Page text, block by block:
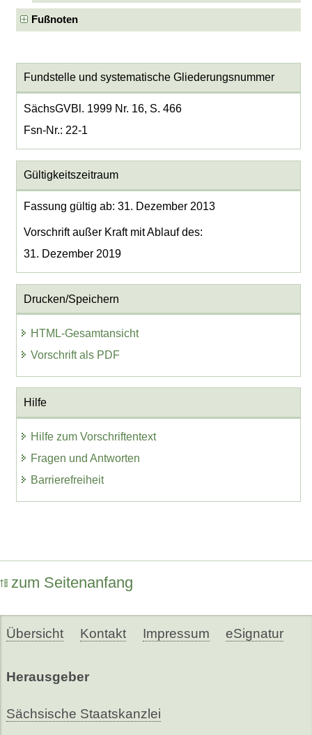
Fußnoten
Fundstelle und systematische Gliederungsnummer
SächsGVBl. 1999 Nr. 16, S. 466
Fsn-Nr.: 22-1
Gültigkeitszeitraum
Fassung gültig ab: 31. Dezember 2013
Vorschrift außer Kraft mit Ablauf des:
31. Dezember 2019
Drucken/Speichern
HTML-Gesamtansicht
Vorschrift als PDF
Hilfe
Hilfe zum Vorschriftentext
Fragen und Antworten
Barrierefreiheit
zum Seitenanfang
Übersicht Kontakt Impressum eSignatur
Herausgeber
Sächsische Staatskanzlei